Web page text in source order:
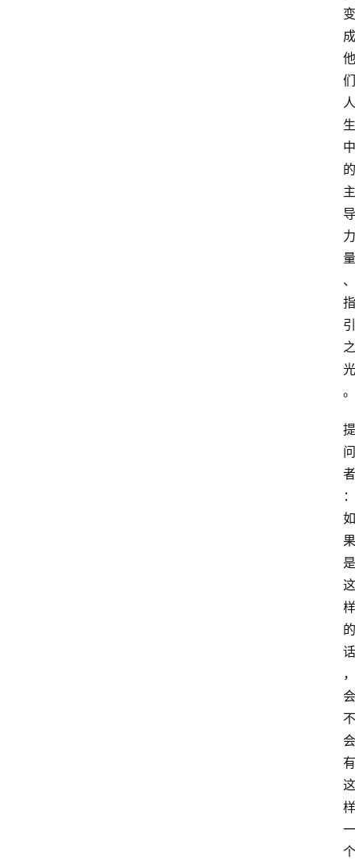
变
成
他
们
人
生
中
的
主
导
力
量
、
指
引
之
光
。
提
问
者
：
如
果
是
这
样
的
话
，
会
不
会
有
这
样
一
个